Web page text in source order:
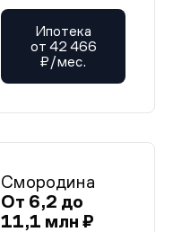
Ипотека
от 42 466
₽/мес.
Смородина
От 6,2 до
11,1 млн ₽